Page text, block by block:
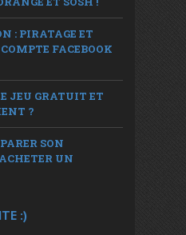
: PIRATAGE ET
FACEBOOK
JEU GRATUIT ET
?
SON
UN
:)